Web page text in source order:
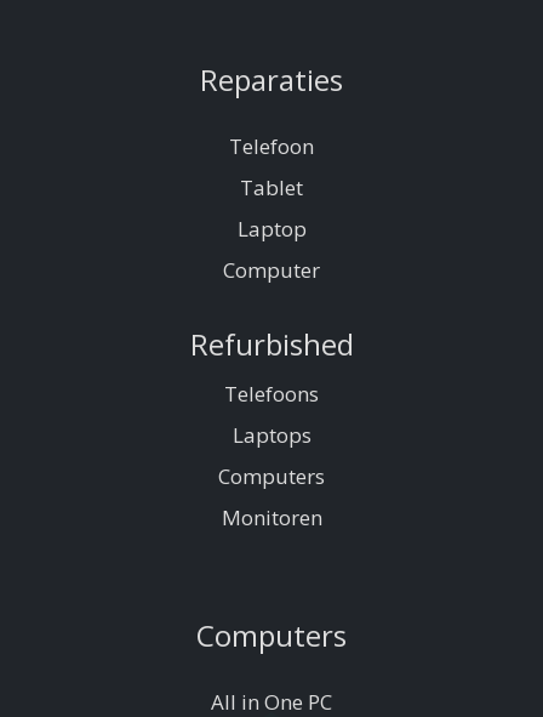
Reparaties
Telefoon
Tablet
Laptop
Computer
Refurbished
Telefoons
Laptops
Computers
Monitoren
Computers
All in One PC